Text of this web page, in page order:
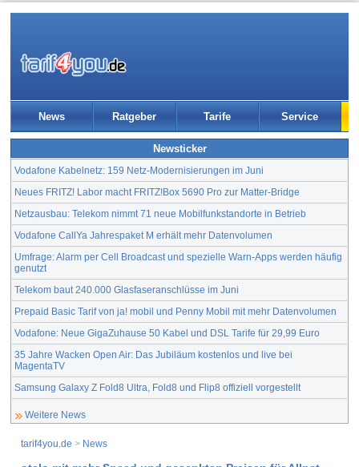
News Ratgeber Tarife Service
Newsticker
Vodafone Kabelnetz: 159 Netz-Modernisierungen im Juni
Neues FRITZ! Labor macht FRITZ!Box 5690 Pro zur Matter-Bridge
Netzausbau: Telekom nimmt 71 neue Mobilfunkstandorte in Betrieb
Vodafone CallYa Jahrespaket M erhält mehr Datenvolumen
Umfrage: Alarm per Cell Broadcast und spezielle Warn-Apps werden häufig
genutzt
Telekom baut 240.000 Glasfaseranschlüsse im Juni
Prepaid Basic Tarif von ja! mobil und Penny Mobil mit mehr Datenvolumen
Vodafone: Neue GigaZuhause 50 Kabel und DSL Tarife für 29,99 Euro
35 Jahre Wacken Open Air: Das Jubiläum kostenlos und live bei
MagentaTV
Samsung Galaxy Z Fold8 Ultra, Fold8 und Flip8 offiziell vorgestellt
Weitere News
tarif4you.de > News